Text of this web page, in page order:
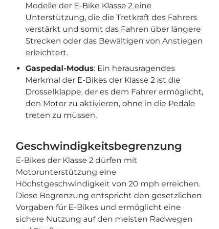
Modelle der E-Bike Klasse 2 eine
Unterstützung, die die Tretkraft des Fahrers
verstärkt und somit das Fahren über längere
Strecken oder das Bewältigen von Anstiegen
erleichtert.
Gaspedal-Modus: Ein herausragendes
Merkmal der E-Bikes der Klasse 2 ist die
Drosselklappe, der es dem Fahrer ermöglicht,
den Motor zu aktivieren, ohne in die Pedale
treten zu müssen.
Geschwindigkeitsbegrenzung
E-Bikes der Klasse 2 dürfen mit
Motorunterstützung eine
Höchstgeschwindigkeit von 20 mph erreichen.
Diese Begrenzung entspricht den gesetzlichen
Vorgaben für E-Bikes und ermöglicht eine
sichere Nutzung auf den meisten Radwegen